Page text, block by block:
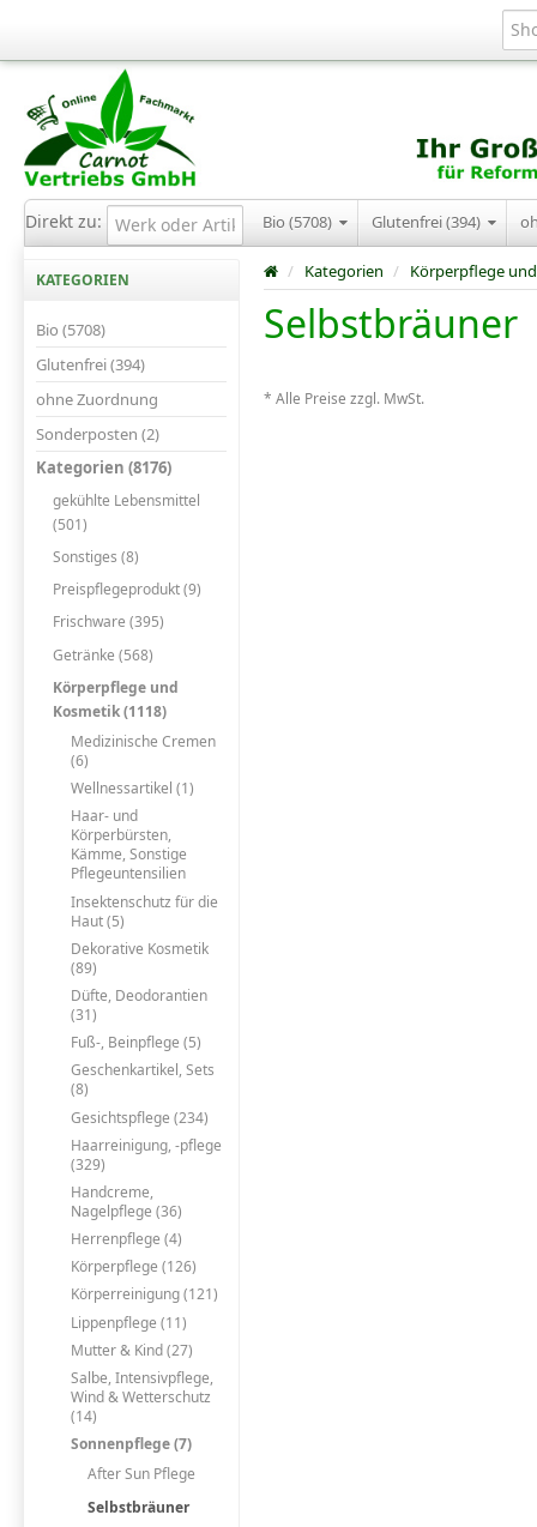
Direkt zu: Bio (5708) Glutenfrei (394)
KATEGORIEN
Bio (5708)
Glutenfrei (394)
ohne Zuordnung
Sonderposten (2)
Kategorien (8176)
gekühlte Lebensmittel
(501)
Sonstiges (8)
Preispflegeprodukt (9)
Frischware (395)
Getränke (568)
Körperpflege und
Kosmetik (1118)
Medizinische Cremen
(6)
Wellnessartikel (1)
Haar- und
Körperbürsten,
Kämme, Sonstige
Pflegeuntensilien
Insektenschutz für die
Haut (5)
Dekorative Kosmetik
(89)
Düfte, Deodorantien
(31)
Fuß-, Beinpflege (5)
Geschenkartikel, Sets
(8)
Gesichtspflege (234)
Haarreinigung, -pflege
(329)
Handcreme,
Nagelpflege (36)
Herrenpflege (4)
Körperpflege (126)
Körperreinigung (121)
Lippenpflege (11)
Mutter & Kind (27)
Salbe, Intensivpflege,
Wind & Wetterschutz
(14)
Sonnenpflege (7)
After Sun Pflege
Selbstbräuner
/ Kategorien / Körperpflege
Selbstbräuner
* Alle Preise zzgl. MwSt.